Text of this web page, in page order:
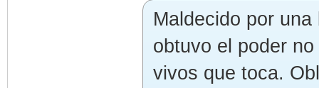
Maldecido por
obtuvo el poder
vivos que toca.